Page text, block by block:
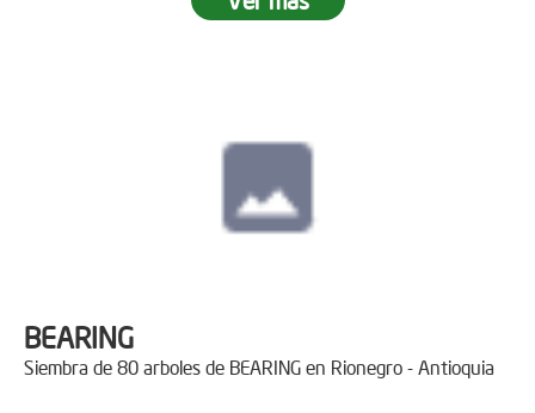
BEARING
Siembra de 80 arboles de BEARING en Rionegro - Antioquia